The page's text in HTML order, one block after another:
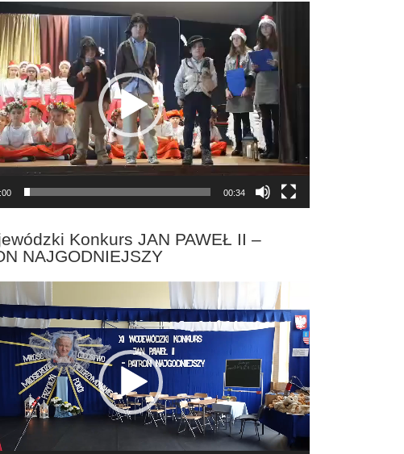
00:34
Konkurs JAN PAWEŁ II –
NAJGODNIEJSZY